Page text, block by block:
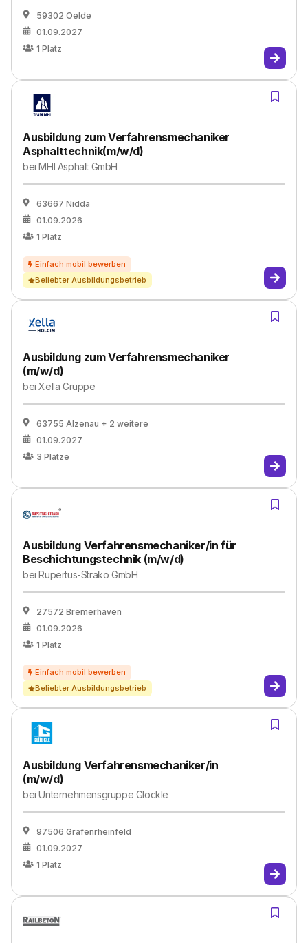
59302 Oelde
01.09.2027
1 Platz
Ausbildung zum Verfahrensmechaniker
Asphalttechnik(m/w/d)
beiMHI Asphalt GmbH
63667 Nidda
01.09.2026
1 Platz
Beliebter Ausbildungsbetrieb
Ausbildung zum Verfahrensmechaniker
(m/w/d)
beiXella Gruppe
63755 Alzenau + 2 weitere
01.09.2027
3 Plätze
Ausbildung Verfahrensmechaniker/in für
Beschichtungstechnik (m/w/d)
beiRupertus-Strako GmbH
27572 Bremerhaven
01.09.2026
1 Platz
Beliebter Ausbildungsbetrieb
Ausbildung Verfahrensmechaniker/in
(m/w/d)
beiUnternehmensgruppe Glöckle
97506 Grafenrheinfeld
01.09.2027
1 Platz